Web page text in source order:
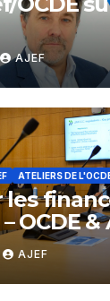
AJEF
ATELIERS DE
OCDE &
AJEF